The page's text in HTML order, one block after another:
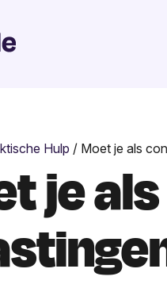
Hulp / Moet je als
je